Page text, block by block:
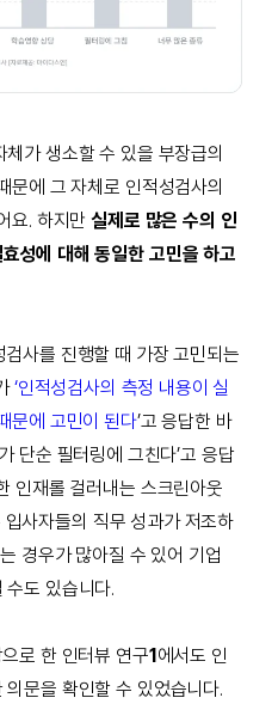
가 생소할 수 있을 부장급의
문에 그 자체로 인적성검사의
요. 하지만실제로 많은 수의 인
성에 대해 동일한 고민을 하고
검사를 진행할 때 가장 고민되는
‘인적성검사의 측정 내용이 실
문에 고민이 된다’고 응답한 바
단순 필터링에 그친다’고 응답
인재롤 걸러내는 스크린아웃
사자들의 직무 성과가 저조하
경우가 많아질 수 있어 기업
수도 있습니다.
로 한 인터뷰 연구1 에서도 인
문을 확인할 수 있었습니다.